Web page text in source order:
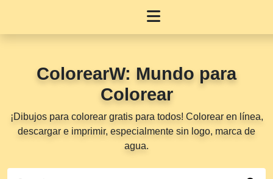
ColorearW: Mundo para
Colorear
¡Dibujos para colorear gratis para todos! Colorear en línea,
descargar e imprimir, especialmente sin logo, marca de
agua.